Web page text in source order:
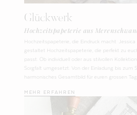
Glückwerk
Hochzeitspapeterie aus
Hochzeitspapeterie, die Eindruck macht:
gestaltet Hochzeitspapeterie, die perfekt zu
passt. Ob individuell oder aus stilvollen
Sorgfalt umgesetzt. Von der Einladung bis zum
harmonisches Gesamtbild für euren grossen Tag.
MEHR ERFAHREN